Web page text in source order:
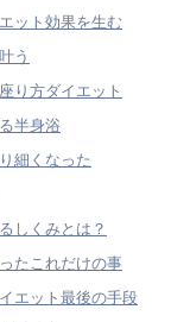
ット効果を生む
う
り方ダイエット
半身浴
細くなった
しくみとは？
たこれだけの事
エット最後の手段